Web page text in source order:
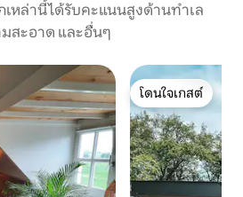
หล่านี้ได้รับคะแนนสูงด้านทำเล
สะอาด และอื่นๆ
โดนใจเกสต์
โดนใจเกสต์